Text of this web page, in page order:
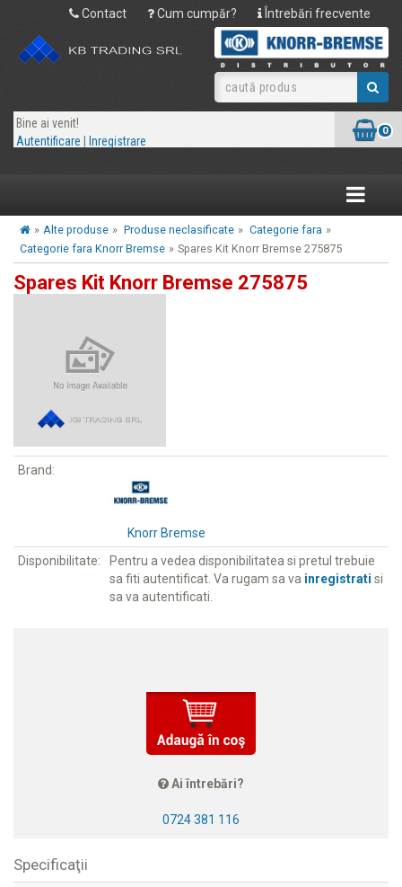
Contact Cum cumpăr? Întrebări frecvente
Bine ai venit!
Autentificare
Inregistrare
0
Toggle
» Alte produse » Produse neclasificate » Categorie fara »
Categorie fara Knorr Bremse » Spares Kit Knorr Bremse 275875
Spares Kit Knorr Bremse 275875
Brand:
Knorr Bremse
Disponibilitate:
Pentru a vedea disponibilitatea si pretul trebuie
sa fiti autentificat. Va rugam sa va inregistrati si
sa va autentificati.
Ai întrebări?
0724 381 116
Specificaţii